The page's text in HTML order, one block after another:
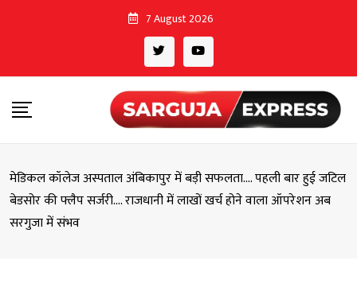
7 August 2026
मेडिकल कॉलेज अस्पताल अंबिकापुर में बड़ी सफलता…. पहली बार हुई जटिल
बेडसोर की फ्लैप सर्जरी…. राजधानी में लाखों खर्च होने वाला ऑपरेशन अब
सरगुजा में संभव